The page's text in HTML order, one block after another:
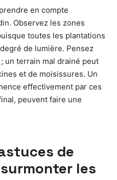
en compte
Observez les zones
toutes les plantations
de lumière. Pensez
un terrain mal drainé peut
et de moisissures. Un
effectivement par ces
peuvent faire une
de
les